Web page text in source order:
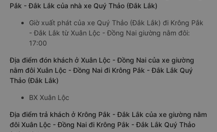
Pắk - Đắk Lắk của nhà xe Quý Thảo (Đắk Lắk)
Giờ xuất phát của xe Quý Thảo (Đắk Lắk) đi Krông Pắk
- Đắk Lắk từ Xuân Lộc - Đồng Nai giường nằm đôi:
17:00
Địa điểm đón khách ở Xuân Lộc - Đồng Nai của xe giường
nằm đôi Xuân Lộc - Đồng Nai đi Krông Pắk - Đắk Lắk Quý
Thảo (Đắk Lắk)
BX Xuân Lộc
Địa điểm trả khách ở Krông Pắk - Đắk Lắk của xe giường nằm
đôi Xuân Lộc - Đồng Nai đi Krông Pắk - Đắk Lắk Quý Thảo